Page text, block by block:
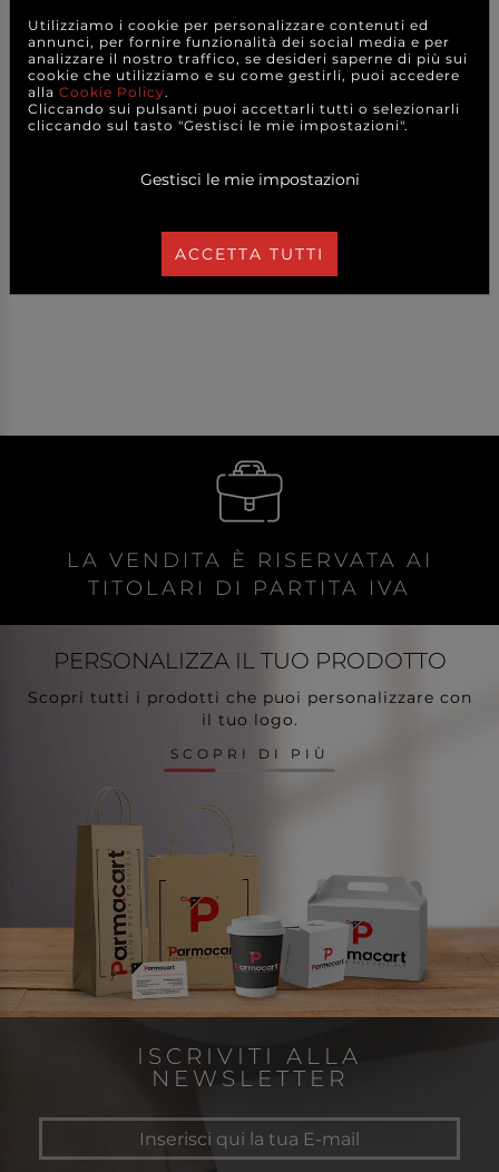
Foglio tipo Bristol
"Cocktail paper" for...
12,10 €
DETTAGLI
Carta colorata "Tiziano"
A4 da 160 gr, c...
a partire da
DETTAGLI
LA VENDITA È RISERVATA AI
TITOLARI DI PARTITA IVA
PERSONALIZZA IL TUO PRODOTTO
Scopri tutti i prodotti che puoi personalizzare con
il tuo logo.
SCOPRI DI PIÙ
ISCRIVITI ALLA
NEWSLETTER
Utilizziamo i cookie per personalizzare contenuti ed
annunci, per fornire funzionalità dei social media e per
analizzare il nostro traffico, se desideri saperne di più sui
cookie che utilizziamo e su come gestirli, puoi accedere
alla Cookie Policy.
Cliccando sui pulsanti puoi accettarli tutti o selezionarli
cliccando sul tasto "Gestisci le mie impostazioni".
Gestisci le mie impostazioni
ACCETTA TUTTI